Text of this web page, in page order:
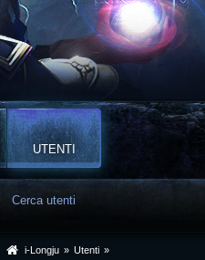
UTENTI
Cerca utenti
i-Longju » Utenti »